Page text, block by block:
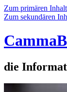
Zum primären
Zum sekundären
die